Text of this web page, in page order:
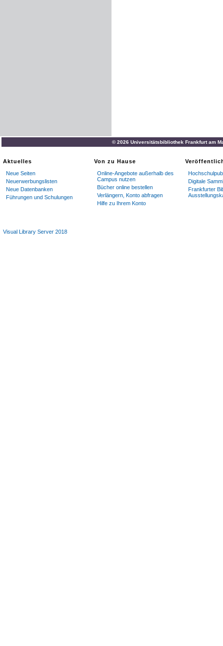
© 2026 Universitätsbibliothek Frankfurt am
Aktuelles
Neue Seiten
Neuerwerbungslisten
Neue Datenbanken
Führungen und Schulungen
Von zu Hause
Online-Angebote außerhalb des
Campus nutzen
Bücher online bestellen
Verlängern, Konto abfragen
Hilfe zu Ihrem Konto
Digitale
Frankfurter
Visual Library Server 2018